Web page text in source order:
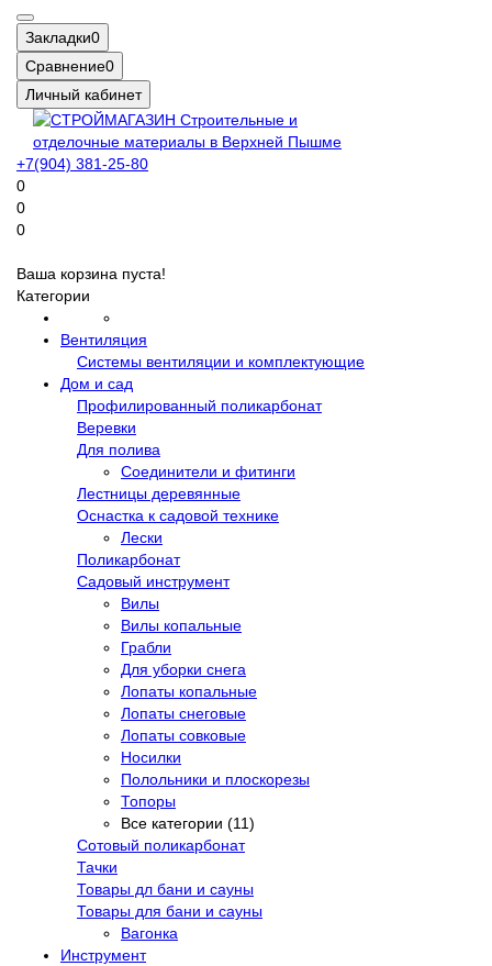
Закладки0
Сравнение0
Личный кабинет
+7(904) 381-25-80
0
0
0
Ваша корзина пуста!
Категории
Вентиляция
Системы вентиляции и комплектующие
Дом и сад
Профилированный поликарбонат
Веревки
Для полива
Соединители и фитинги
Лестницы деревянные
Оснастка к садовой технике
Лески
Поликарбонат
Садовый инструмент
Вилы
Вилы копальные
Грабли
Для уборки снега
Лопаты копальные
Лопаты снеговые
Лопаты совковые
Носилки
Полольники и плоскорезы
Топоры
Все категории (11)
Сотовый поликарбонат
Тачки
Товары дл бани и сауны
Товары для бани и сауны
Вагонка
Инструмент